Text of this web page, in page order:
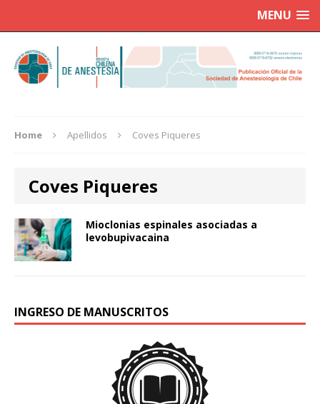
MENU
Home Apellidos Coves Piqueres
Coves Piqueres
Mioclonias espinales asociadas a
levobupivacaina
INGRESO DE MANUSCRITOS